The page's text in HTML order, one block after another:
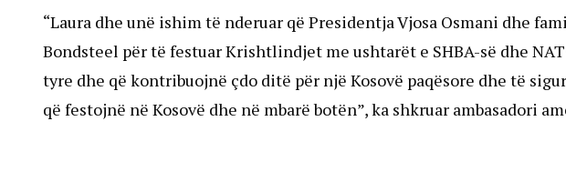
“Laura dhe unë ishim të nderuar që Presidentja Vjosa Osmani dhe
Bondsteel për të festuar Krishtlindjet me ushtarët e SHBA-së dhe
tyre dhe që kontribuojnë çdo ditë për një Kosovë paqësore dhe të
që festojnë në Kosovë dhe në mbarë botën”, ka shkruar ambasadori